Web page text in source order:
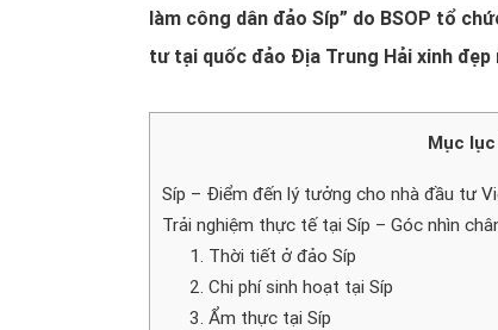
làm công dân đảo Síp” do BSOP tổ
tư tại quốc đảo Địa Trung Hải xinh đẹp
Mục
Síp – Điểm đến lý tưởng cho nhà đầu tư
Trải nghiệm thực tế tại Síp – Góc nhìn
1. Thời tiết ở đảo Síp
2. Chi phí sinh hoạt tại Síp
3. Ẩm thực tại Síp